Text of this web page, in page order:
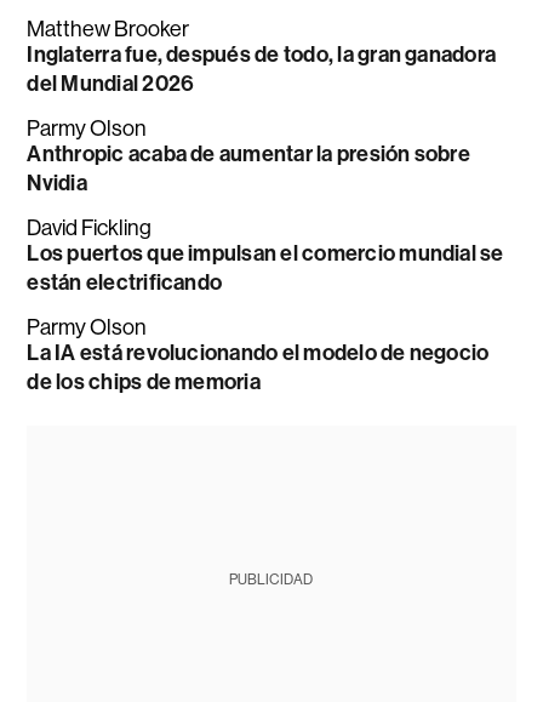
Matthew Brooker
Inglaterra fue, después de todo, la gran ganadora
del Mundial 2026
Parmy Olson
Anthropic acaba de aumentar la presión sobre
Nvidia
David Fickling
Los puertos que impulsan el comercio mundial se
están electrificando
Parmy Olson
La IA está revolucionando el modelo de negocio
de los chips de memoria
PUBLICIDAD